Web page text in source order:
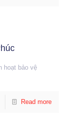
hoạt bảo vệ
Read more